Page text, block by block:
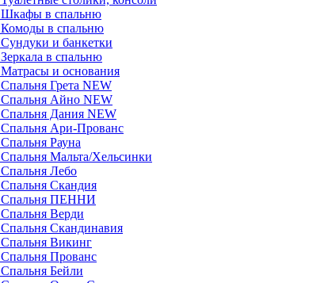
Шкафы в спальню
Комоды в спальню
Сундуки и банкетки
Зеркала в спальню
Матрасы и основания
Спальня Грета NEW
Спальня Айно NEW
Спальня Дания NEW
Спальня Ари-Прованс
Спальня Рауна
Спальня Мальта/Хельсинки
Спальня Лебо
Спальня Скандия
Спальня ПЕННИ
Спальня Верди
Спальня Скандинавия
Спальня Викинг
Спальня Прованс
Спальня Бейли